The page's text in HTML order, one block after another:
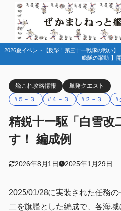
2026夏イベント【反撃！第三十一戦隊の戦い】
艦隊の躍動-】開
艦これ攻略情報
単発クエスト
#５－３
#４－３ #２－３ #
精鋭十一駆「白雪改
す！ 編成例
2026年8月1日 2025年1月29日
2025/01/28に実装された任務
二を旗艦とした編成で、各海域
目次
1
2.1 ２－３
2.3 ４－３
2.4 ５－３
3 まとめ